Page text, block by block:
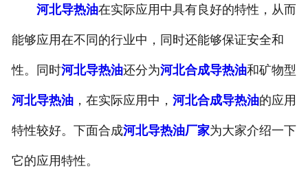
河北导热油在实际应用中具有良好的特性，从而
能够应用在不同的行业中，同时还能够保证安全和
性。同时河北导热油还分为河北合成导热油和矿物型
河北导热油，在实际应用中， 河北合成导热油的应用
特性较好。下面合成河北导热油厂家为大家介绍一下
它的应用特性。